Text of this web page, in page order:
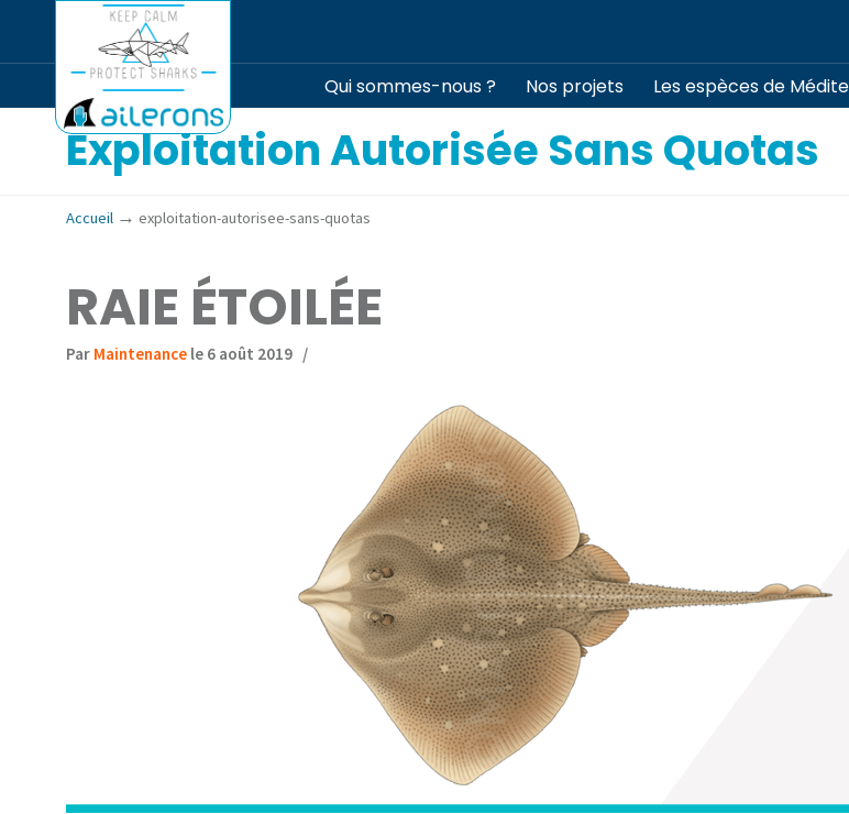
Qui sommes-nous ? Nos projets Les espèces de
Exploitation Autorisée Sans Quotas
Accueil →exploitation-autorisee-sans-quotas
RAIE ÉTOILÉE
Par Maintenance le 6 août 2019 /